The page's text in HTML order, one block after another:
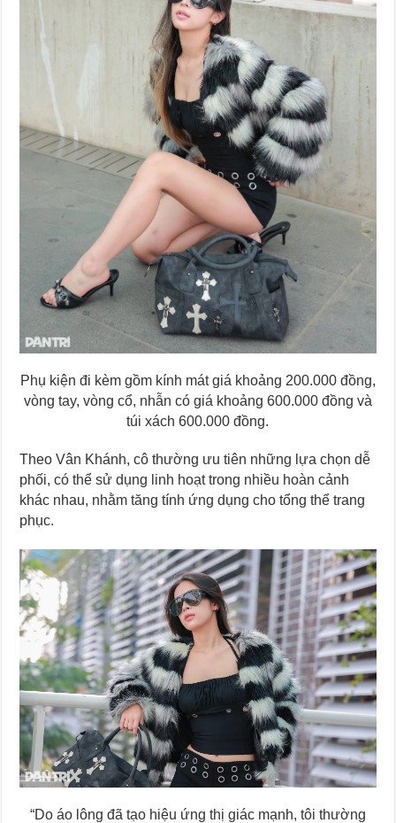
Phụ kiện đi kèm gồm kính mát giá khoảng 200.000 đồng,
vòng tay, vòng cổ, nhẫn có giá khoảng 600.000 đồng và
túi xách 600.000 đồng.
Theo Vân Khánh, cô thường ưu tiên những lựa chọn dễ
phối, có thể sử dụng linh hoạt trong nhiều hoàn cảnh
khác nhau, nhằm tăng tính ứng dụng cho tổng thể trang
phục.
“Do áo lông đã tạo hiệu ứng thị giác mạnh, tôi thường